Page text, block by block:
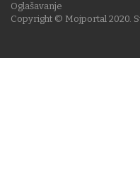
Copyright © Mojportal 2020.
Oglašavanje